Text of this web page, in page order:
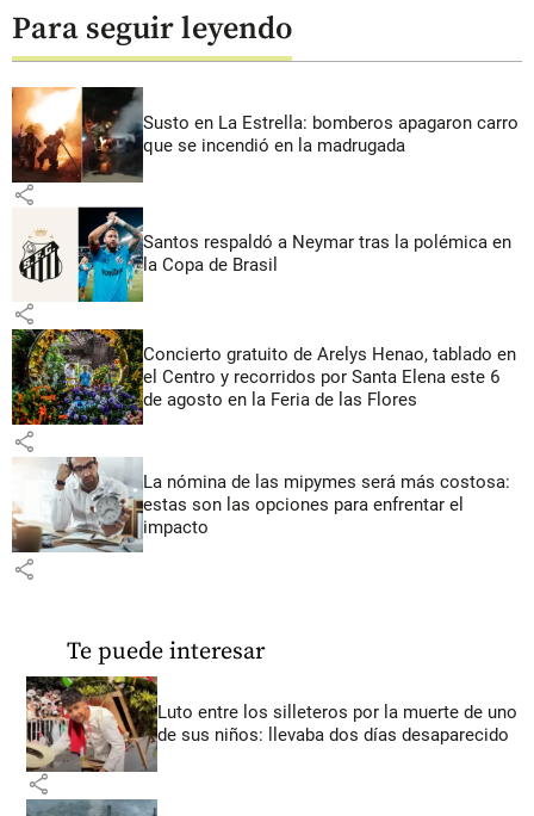
Para seguir leyendo
Susto en La Estrella: bomberos apagaron carro
que se incendió en la madrugada
share
Santos respaldó a Neymar tras la polémica en
la Copa de Brasil
share
Concierto gratuito de Arelys Henao, tablado en
el Centro y recorridos por Santa Elena este 6
de agosto en la Feria de las Flores
share
La nómina de las mipymes será más costosa:
estas son las opciones para enfrentar el
impacto
share
Te puede interesar
Luto entre los silleteros por la muerte de uno
de sus niños: llevaba dos días desaparecido
share